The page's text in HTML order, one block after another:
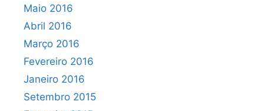
Maio 2016
Abril 2016
Março 2016
Fevereiro 2016
Janeiro 2016
Setembro 2015